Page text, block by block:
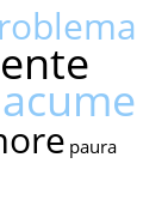
acume
paura